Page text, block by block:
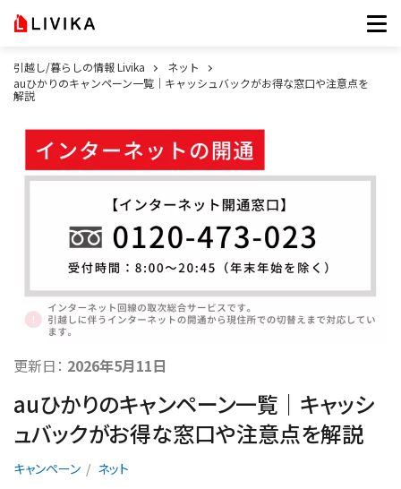
引越し/暮らしの情報 Livika
ネット
auひかりのキャンペーン一覧｜キャッシュバックがお得な窓口や注意点を
解説
更新日： 2026年5月11日
auひかりのキャンペーン一覧｜キャッシ
ュバックがお得な窓口や注意点を解説
キャンペーン ネット